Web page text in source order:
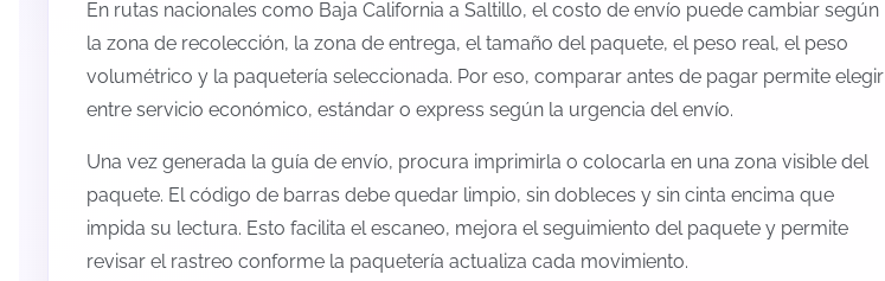
En rutas nacionales como Baja California a Saltillo, el costo de envío puede cambiar según
la zona de recolección, la zona de entrega, el tamaño del paquete, el peso real, el peso
volumétrico y la paquetería seleccionada. Por eso, comparar antes de pagar permite elegir
entre servicio económico, estándar o express según la urgencia del envío.
Una vez generada la guía de envío, procura imprimirla o colocarla en una zona visible del
paquete. El código de barras debe quedar limpio, sin dobleces y sin cinta encima que
impida su lectura. Esto facilita el escaneo, mejora el seguimiento del paquete y permite
revisar el rastreo conforme la paquetería actualiza cada movimiento.